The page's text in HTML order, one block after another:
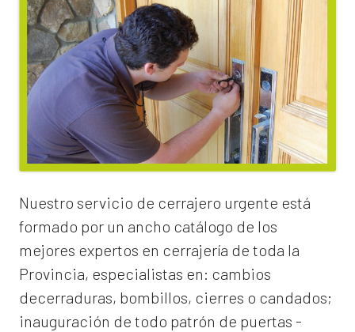
Nuestro servicio de cerrajero urgente está
formado por un ancho catálogo de los
mejores expertos en cerrajería de toda la
Provincia, especialistas en: cambios
decerraduras, bombillos, cierres o candados;
inauguración de todo patrón de puertas -